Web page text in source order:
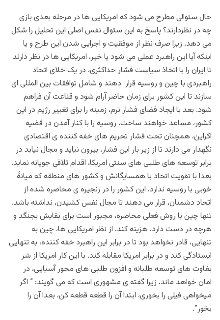
حال سئوالی مطرح می شود که امریکایی ها در مرحله بعدی بازی
چه در نظردارند؟ پاسخ به این سئوال نفس اصلی این تحلیل را شکل
می دهد. زیرا صرف نظر از موفقیت و اجرایی شدن این طرح و یا
اینکه آیا این راهبرد عملی می شود یا خیر، امریکایی ها در نظر دارند
تا ایران را با اتخاذ سیاست فشار حداکثری، در یک خلای اتحاد
راهبردی با چین و روسیه قرار دهند و شامل توافقات بین المللی ای
سازند تا این کشور برای زمان حاضر آرام شود و قناعت آن فراهم
شود. بعد با ایجاد فضای فشار نرم، زمینه را برای تغییر رژیم در این
کشور، مساعد خواهند ساخت. روسیه را با کنار آمدن در قضیه
اکراین، همچنان تحت فشار تحریم های خفه کننده ی اقتصادی
نگهدار می دارند تا از زیر بار این فشار، بیرون نیاید و مجال نیابد در
برابر توسعه های طلبی های سنتی امریکا، اقدام تلافی جویانه نماید.
بعدا با تقویت اتحاد با همسایگانش و کشور های منطقه که میانۀ
خوبی با روسیه ندارد، این کشور را در زنجیره ی محاصره شده از
اتحاد دشمنان، قرار می دهند تا مجال نفس کشیدن، نداشته باشد.
تنها چین با روش فعلی محاصره، مجبور است برای بقایش بجنگد و
هرچه در دست دارد، هزینه کند. از نظر امریکایی ها، چین به
تنهایی، قادر نخواهد بود تا در برابر این راهبرد خفه کننده، به تنهایی
ایستادگی کند و در برابر امریکا مقابله کند. با این کار امریکا از شر
بغاوت های توسعه طلبانه و افزون طلبی های محور آسیایی، در
امان خواهد ماند. زیرا گفته ی مشهوری است که می گویند: ” اگر
میخواهی فیلی را بخوری، ابتدا آن را قطعه قطعه کن، بعدا آن را
بخور”.